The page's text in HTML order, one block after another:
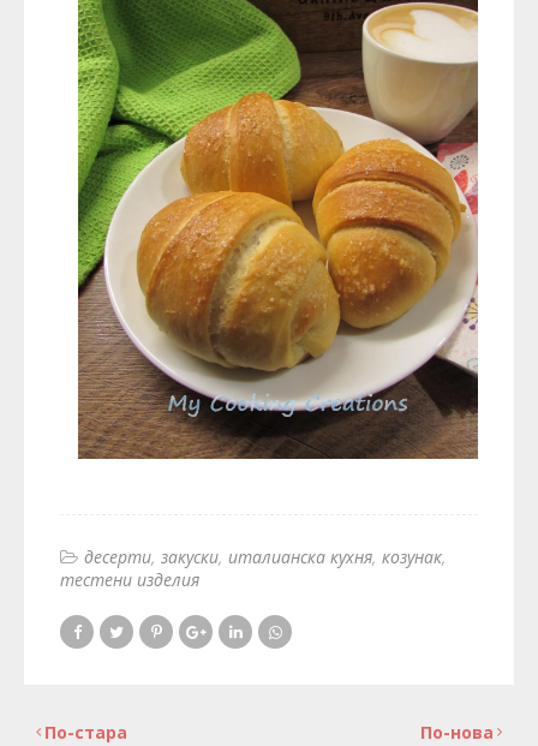
десерти закуски италианска кухня козунак
тестени изделия
По-нова
По-стара